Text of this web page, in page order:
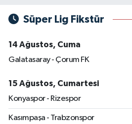
Süper Lig Fikstür
14 Ağustos, Cuma
Galatasaray - Çorum FK
15 Ağustos, Cumartesi
Konyaspor - Rizespor
Kasımpaşa - Trabzonspor